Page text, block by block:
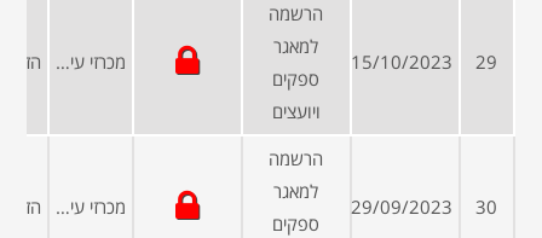
29
15/10/2023
הרשמה
למאגר
ספקים
ויועצים
מכרזי עיריות ומועצות
30
29/09/2023
הרשמה
למאגר
ספקים
מכרזי עיריות ומועצות